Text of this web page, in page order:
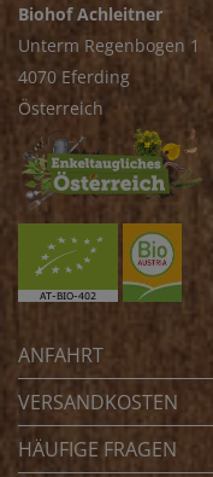
Biohof Achleitner
Unterm Regenbogen 1
4070 Eferding
Österreich
ANFAHRT
VERSANDKOSTEN
HÄUFIGE FRAGEN